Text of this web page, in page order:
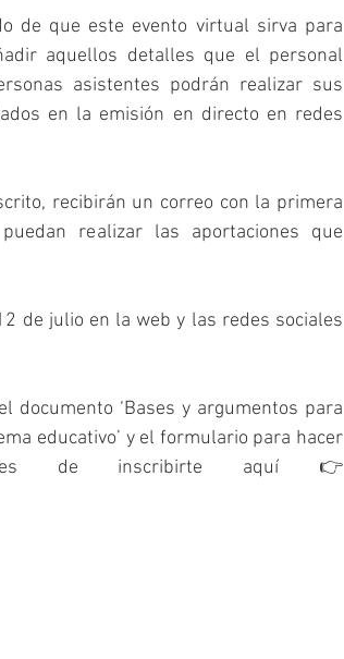
de que este evento virtual sirva para
aquellos detalles que el personal
asistentes podrán realizar sus
en la emisión en directo en redes
recibirán un correo con la primera
realizar las aportaciones que
de julio en la web y las redes sociales
‘Bases y argumentos para
educativo’ y el formulario para hacer
de inscribirte aquí 👉